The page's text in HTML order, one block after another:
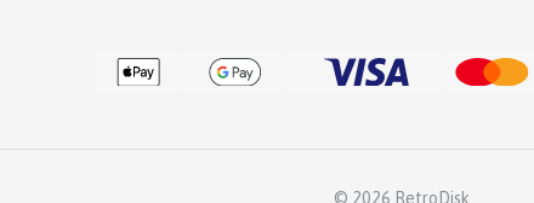
© 2026 RetroDisk